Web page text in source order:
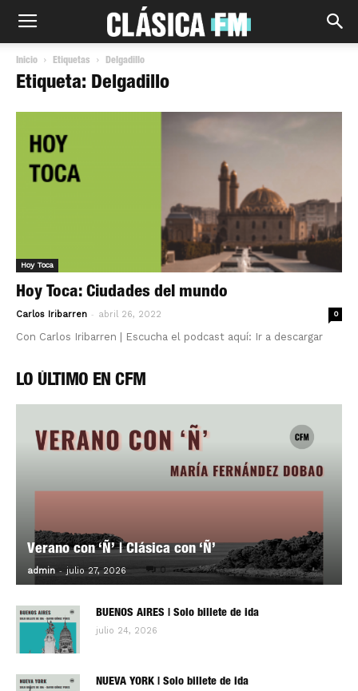
Inicio Etiquetas Delgadillo
Etiqueta: Delgadillo
Hoy Toca
Hoy Toca: Ciudades del mundo
Carlos Iribarren - abril 26, 2022 0
Con Carlos Iribarren | Escucha el podcast aquí: Ir a descargar
LO ÚLTIMO EN CFM
Verano con ‘Ñ’ | Clásica con ‘Ñ’
admin - julio 27, 2026 0
BUENOS AIRES | Solo billete de ida
julio 24, 2026
NUEVA YORK | Solo billete de ida